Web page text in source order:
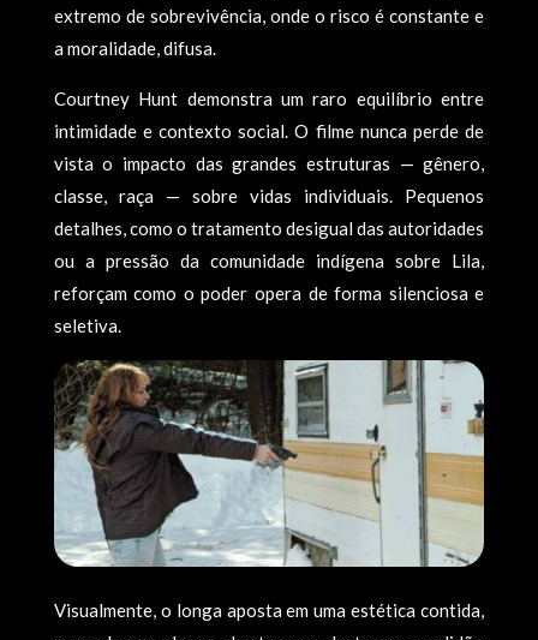
extremo de sobrevivência, onde o risco é constante e
a moralidade, difusa.
Courtney Hunt demonstra um raro equilíbrio entre
intimidade e contexto social. O filme nunca perde de
vista o impacto das grandes estruturas — gênero,
classe, raça — sobre vidas individuais. Pequenos
detalhes, como o tratamento desigual das autoridades
ou a pressão da comunidade indígena sobre Lila,
reforçam como o poder opera de forma silenciosa e
seletiva.
Visualmente, o longa aposta em uma estética contida,